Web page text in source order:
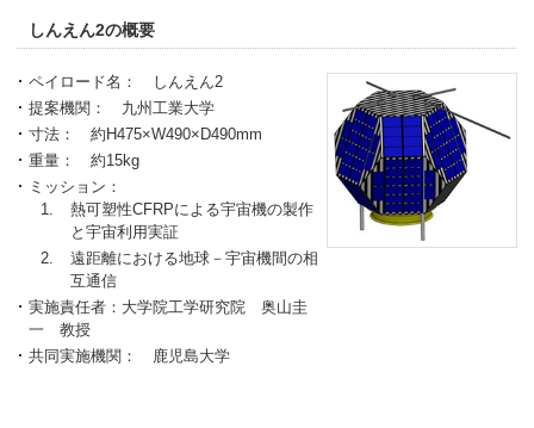
しんえん2の概要
ペイロード名： しんえん2
提案機関： 九州工業大学
寸法： 約H475×W490×D490mm
重量： 約15kg
ミッション：
熱可塑性CFRPによる宇宙機の製作
と宇宙利用実証
遠距離における地球－宇宙機間の相
互通信
実施責任者：大学院工学研究院 奥山圭
一 教授
共同実施機関： 鹿児島大学